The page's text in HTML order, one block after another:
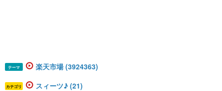
テーマ 楽天市場 (3924363)
カテゴリ スィーツ♪ (21)